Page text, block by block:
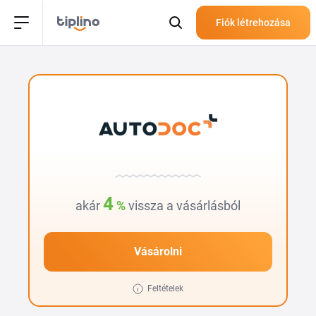
Fiók létrehozása
akár4%vissza a vásárlásból
Vásárolni
Feltételek